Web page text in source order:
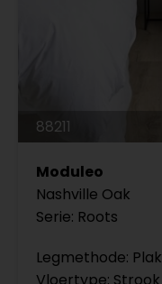
88211
Moduleo
Nashville Oak
Serie: Roots
Legmethode: Plak